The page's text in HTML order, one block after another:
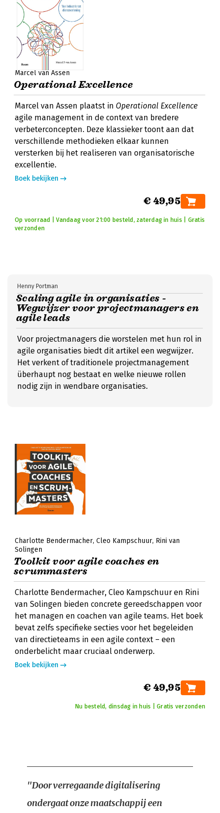
Marcel van Assen
Operational Excellence
Marcel van Assen plaatst in Operational Excellence
agile management in de context van bredere
verbeterconcepten. Deze klassieker toont aan dat
verschillende methodieken elkaar kunnen
versterken bij het realiseren van organisatorische
excellentie.
Boek bekijken
€ 49,95
Op voorraad | Vandaag voor 21:00 besteld, zaterdag in huis | Gratis
verzonden
Scaling agile in organisaties -
Wegwijzer voor projectmanagers en
agile leads
Henny Portman
Voor projectmanagers die worstelen met hun rol in
agile organisaties biedt dit artikel een wegwijzer.
Het verkent of traditionele projectmanagement
überhaupt nog bestaat en welke nieuwe rollen
nodig zijn in wendbare organisaties.
Charlotte Bendermacher Cleo Kampschuur Rini van
Solingen
Toolkit voor agile coaches en
scrummasters
Charlotte Bendermacher, Cleo Kampschuur en Rini
van Solingen bieden concrete gereedschappen voor
het managen en coachen van agile teams. Het boek
bevat zelfs specifieke secties voor het begeleiden
van directieteams in een agile context – een
onderbelicht maar cruciaal onderwerp.
Boek bekijken
€ 49,95
Nu besteld, dinsdag in huis | Gratis verzonden
"Door verregaande digitalisering
ondergaat onze maatschappij een